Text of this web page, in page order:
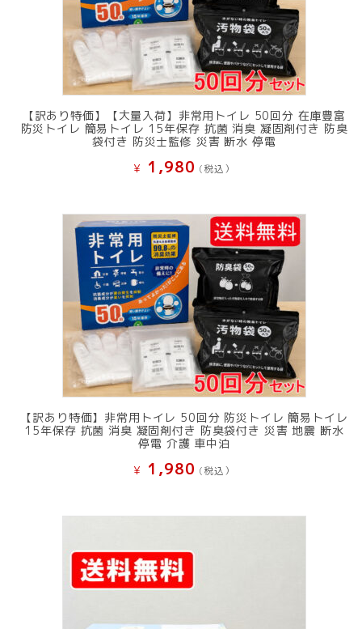
【訳あり特価】【大量入荷】非常用トイレ 50回分 在庫豊富
防災トイレ 簡易トイレ 15年保存 抗菌 消臭 凝固剤付き 防臭
袋付き 防災士監修 災害 断水 停電
¥ 1,980 (税込）
【訳あり特価】非常用トイレ 50回分 防災トイレ 簡易トイレ
15年保存 抗菌 消臭 凝固剤付き 防臭袋付き 災害 地震 断水
停電 介護 車中泊
¥ 1,980 (税込）